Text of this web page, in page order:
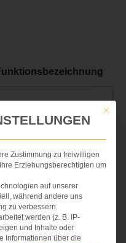
*
Mit
Zustimmung zu freiwilligen
Erziehungsberechtigten um
auf unserer
während andere uns
zu verbessern.
werden (z. B. IP-
und Inhalte oder
Informationen über die